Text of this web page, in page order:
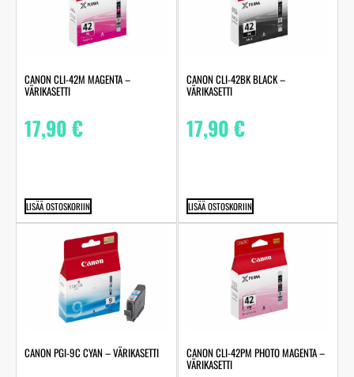
CANON CLI-42M MAGENTA –
VÄRIKASETTI
17,90€
LISÄÄ OSTOSKORIIN
CANON CLI-42BK BLACK –
VÄRIKASETTI
17,90€
LISÄÄ OSTOSKORIIN
CANON PGI-9C CYAN – VÄRIKASETTI CANON CLI-42PM PHOTO MAGENTA –
VÄRIKASETTI